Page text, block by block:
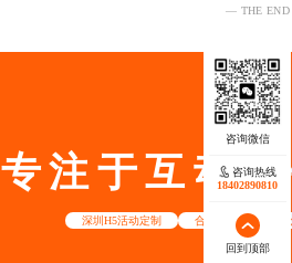
— THE
服务
专注于互动
深圳H5活动定制 合肥漫画插画设计
咨询热线
17723342546
回到顶部
咨询热线
18402890810
回到顶部